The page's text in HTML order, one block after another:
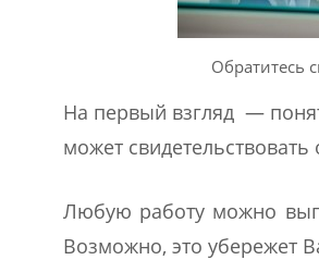
Обратитесь
На первый взгляд —
может
Любую работу можно
Возможно, это убережет